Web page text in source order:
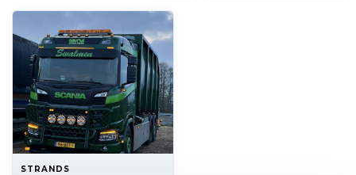
STRANDS